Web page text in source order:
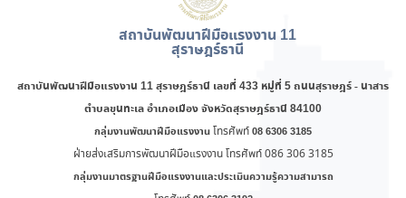
สถาบันพัฒนาฝีมือแรงงาน 11
สุราษฎร์ธานี
สถาบันพัฒนาฝีมือแรงงาน 11 สุราษฎร์ธานี เลขที่ 433 หมู่ที่ 5 ถนนสุราษฎร์ - นาสาร
ตำบลขุนทะเล อำเภอเมือง จังหวัดสุราษฎร์ธานี 84100
กลุ่มงานพัฒนาฝีมือแรงงานโทรศัพท์08 6306 3185
ฝ่ายส่งเสริมการพัฒนาฝีมือแรงงาน โทรศัพท์ 086 306 3185
กลุ่มงานมาตรฐานฝีมือแรงงานและประเมินความรู้ความสามารถ